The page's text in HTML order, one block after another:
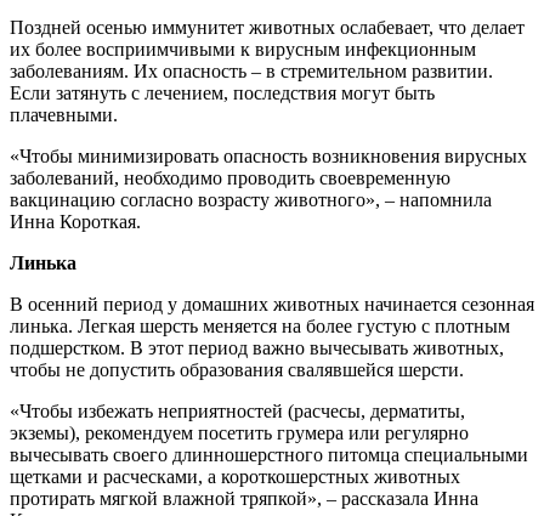
Поздней осенью иммунитет животных ослабевает, что делает
их более восприимчивыми к вирусным инфекционным
заболеваниям. Их опасность – в стремительном развитии.
Если затянуть с лечением, последствия могут быть
плачевными.
«Чтобы минимизировать опасность возникновения вирусных
заболеваний, необходимо проводить своевременную
вакцинацию согласно возрасту животного», – напомнила
Инна Короткая.
Линька
В осенний период у домашних животных начинается сезонная
линька. Легкая шерсть меняется на более густую с плотным
подшерстком. В этот период важно вычесывать животных,
чтобы не допустить образования свалявшейся шерсти.
«Чтобы избежать неприятностей (расчесы, дерматиты,
экземы), рекомендуем посетить грумера или регулярно
вычесывать своего длинношерстного питомца специальными
щетками и расческами, а короткошерстных животных
протирать мягкой влажной тряпкой», – рассказала Инна